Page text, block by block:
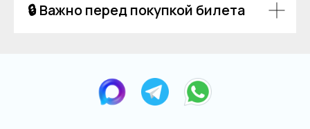
🔒 Важно перед покупкой билета